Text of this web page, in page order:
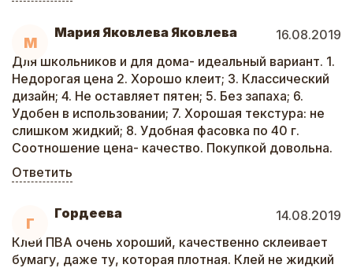
М
Мария Яковлева Яковлева
16.08.2019
Для школьников и для дома- идеальный вариант. 1.
Недорогая цена 2. Хорошо клеит; 3. Классический
дизайн; 4. Не оставляет пятен; 5. Без запаха; 6.
Удобен в использовании; 7. Хорошая текстура: не
слишком жидкий; 8. Удобная фасовка по 40 г.
Соотношение цена- качество. Покупкой довольна.
Ответить
Г
Гордеева
14.08.2019
Клей ПВА очень хороший, качественно склеивает
бумагу, даже ту, которая плотная. Клей не жидкий